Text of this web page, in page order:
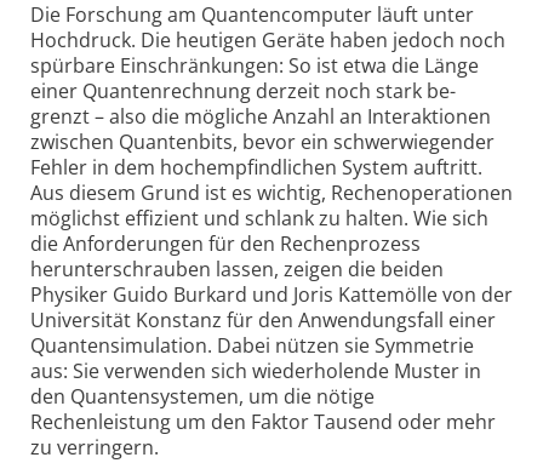
Die Forschung am Quantencomputer läuft unter
Hochdruck. Die heutigen Geräte haben jedoch noch
spürbare Einschränkungen: So ist etwa die Länge
einer Quantenrechnung derzeit noch stark be­
grenzt – also die mögliche Anzahl an Interaktionen
zwischen Quantenbits, bevor ein schwerwiegender
Fehler in dem hochempfindlichen System auftritt.
Aus diesem Grund ist es wichtig, Rechenoperationen
möglichst effizient und schlank zu halten. Wie sich
die Anforderungen für den Rechenprozess
herunterschrauben lassen, zeigen die beiden
Physiker Guido Burkard und Joris Kattemölle von der
Universität Konstanz für den Anwendungsfall einer
Quantensimulation. Dabei nützen sie Symmetrie
aus: Sie verwenden sich wiederholende Muster in
den Quantensystemen, um die nötige
Rechenleistung um den Faktor Tausend oder mehr
zu verringern.